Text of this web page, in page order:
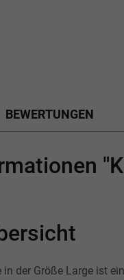
BEWERTUNGEN
in der Größe Large ist